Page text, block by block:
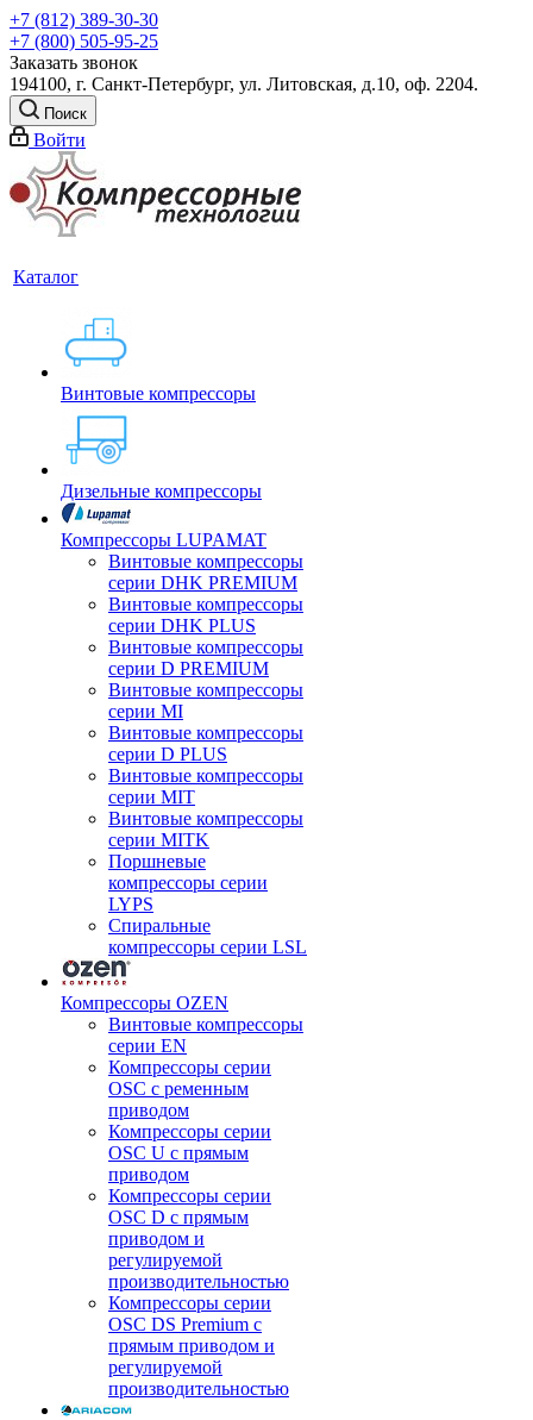
+7 (812) 389-30-30
+7 (800) 505-95-25
Заказать звонок
194100, г. Санкт-Петербург, ул. Литовская, д.10, оф. 2204.
Поиск
Войти
Каталог
Винтовые компрессоры
Дизельные компрессоры
Компрессоры LUPAMAT
Винтовые компрессоры
серии DHK PREMIUM
Винтовые компрессоры
серии DHK PLUS
Винтовые компрессоры
серии D PREMIUM
Винтовые компрессоры
серии MI
Винтовые компрессоры
серии D PLUS
Винтовые компрессоры
серии MIT
Винтовые компрессоры
серии MITK
Поршневые
компрессоры серии
LYPS
Спиральные
компрессоры серии LSL
Компрессоры OZEN
Винтовые компрессоры
серии EN
Компрессоры серии
OSC с ременным
приводом
Компрессоры серии
OSC U с прямым
приводом
Компрессоры серии
OSC D с прямым
приводом и
регулируемой
производительностью
Компрессоры серии
OSC DS Premium с
прямым приводом и
регулируемой
производительностью